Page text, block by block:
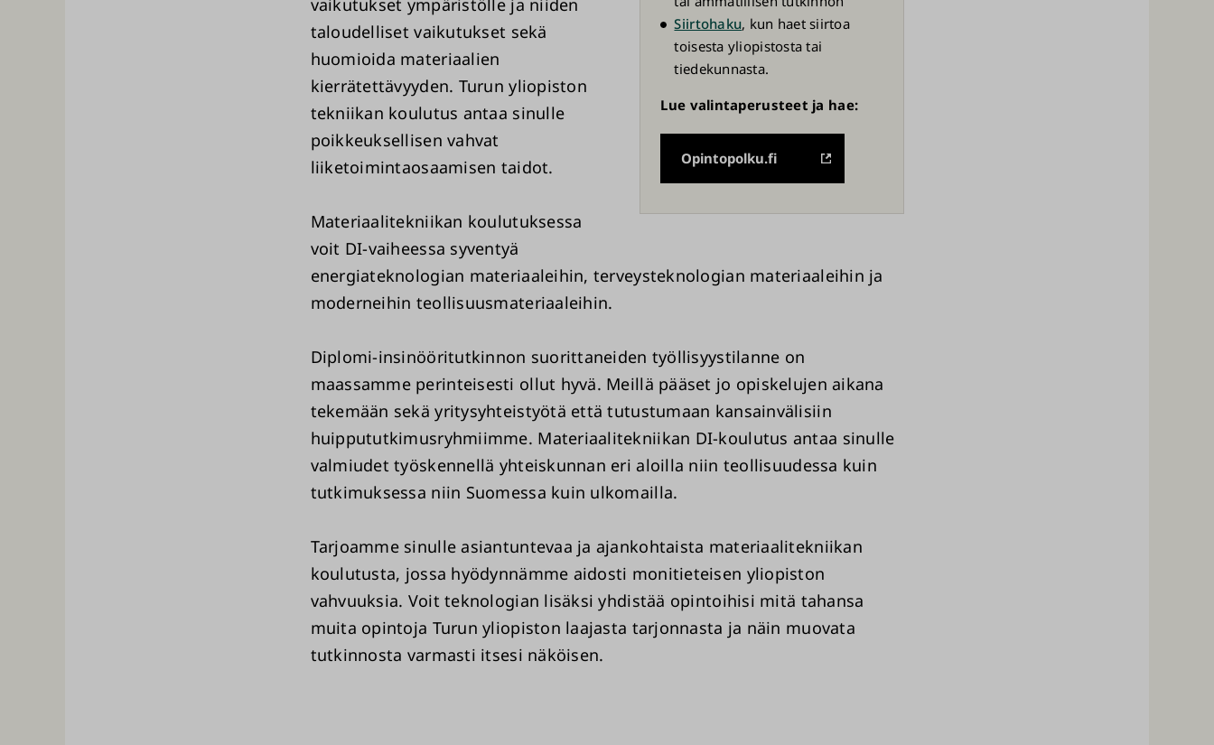
Siirtohaku, kun haet siirtoa
toisesta yliopistosta tai
tiedekunnasta.
Lue valintaperusteet ja hae:
Opintopolku.fi
vaikutukset ympäristölle ja niiden
taloudelliset vaikutukset sekä
huomioida materiaalien
kierrätettävyyden. Turun yliopiston
tekniikan koulutus antaa sinulle
poikkeuksellisen vahvat
liiketoimintaosaamisen taidot.
Materiaalitekniikan koulutuksessa
voit DI-vaiheessa syventyä
energiateknologian materiaaleihin, terveysteknologian materiaaleihin ja
moderneihin teollisuusmateriaaleihin.
Diplomi-insinööritutkinnon suorittaneiden työllisyystilanne on
maassamme perinteisesti ollut hyvä. Meillä pääset jo opiskelujen aikana
tekemään sekä yritysyhteistyötä että tutustumaan kansainvälisiin
huippututkimusryhmiimme. Materiaalitekniikan DI-koulutus antaa sinulle
valmiudet työskennellä yhteiskunnan eri aloilla niin teollisuudessa kuin
tutkimuksessa niin Suomessa kuin ulkomailla.
Tarjoamme sinulle asiantuntevaa ja ajankohtaista materiaalitekniikan
koulutusta, jossa hyödynnämme aidosti monitieteisen yliopiston
vahvuuksia. Voit teknologian lisäksi yhdistää opintoihisi mitä tahansa
muita opintoja Turun yliopiston laajasta tarjonnasta ja näin muovata
tutkinnosta varmasti itsesi näköisen.